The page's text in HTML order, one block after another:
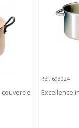
Ref. 693024
Excellence